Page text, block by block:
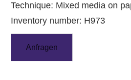
Technique: Mixed media on
Inventory number: H973
Anfragen